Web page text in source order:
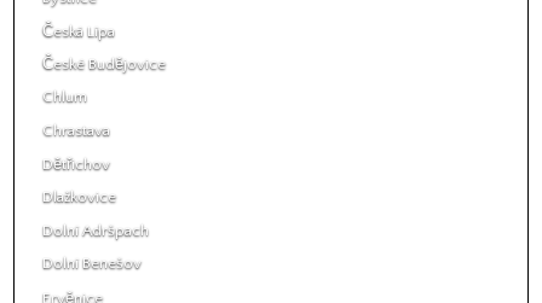
Česká Lípa
České Budějovice
Chlum
Chrastava
Dětřichov
Dlažkovice
Dolní Adršpach
Dolní Benešov
Ervěnice